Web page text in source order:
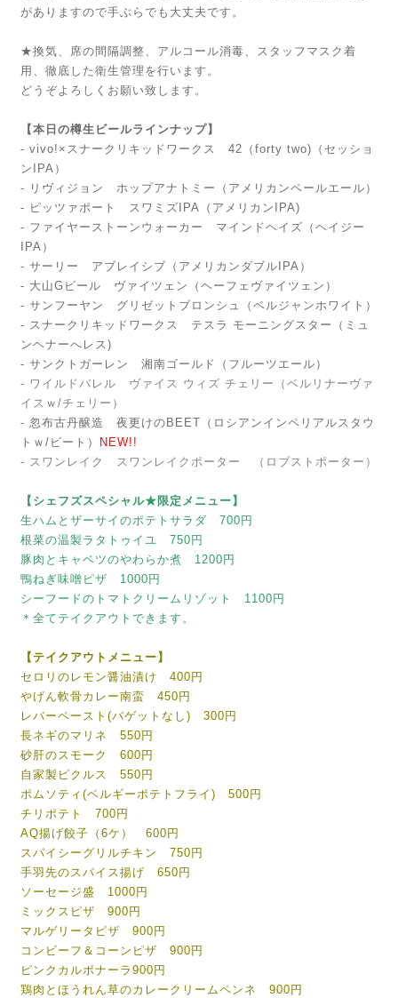
がありますので手ぶらでも大丈夫です。
★換気、席の間隔調整、アルコール消毒、スタッフマスク着
用、徹底した衛生管理を行います。
どうぞよろしくお願い致します。
【本日の樽生ビールラインナップ】
- vivo!×スナークリキッドワークス 42（forty two)（セッショ
ンIPA）
- リヴィジョン ホップアナトミー（アメリカンペールエール）
- ピッツァポート スワミズIPA（アメリカンIPA)
- ファイヤーストーンウォーカー マインドヘイズ（ヘイジー
IPA）
- サーリー アブレイシブ（アメリカンダブルIPA）
- 大山Gビール ヴァイツェン（ヘーフェヴァイツェン）
- サンフーヤン グリゼットブロンシュ（ベルジャンホワイト）
- スナークリキッドワークス テスラ モーニングスター（ミュ
ンヘナーへレス)
- サンクトガーレン 湘南ゴールド（フルーツエール）
- ワイルドバレル ヴァイス ウィズ チェリー（ベルリナーヴァ
イスｗ/チェリー）
- 忽布古丹醸造 夜更けのBEET（ロシアンインペリアルスタウ
トｗ/ビート）
NEW!!
- スワンレイク スワンレイクポーター （ロブストポーター）
【シェフズスペシャル★限定メニュー】
生ハムとザーサイのポテトサラダ 700円
根菜の温製ラタトゥイユ 750円
豚肉とキャベツのやわらか煮 1200円
鴨ねぎ味噌ピザ 1000円
シーフードのトマトクリームリゾット 1100円
＊全てテイクアウトできます。
【テイクアウトメニュー】
セロリのレモン醤油漬け 400円
やげん軟骨カレー南蛮 450円
レバーペースト(バゲットなし) 300円
長ネギのマリネ 550円
砂肝のスモーク 600円
自家製ピクルス 550円
ポムソティ(ベルギーポテトフライ) 500円
チリポテト 700円
AQ揚げ餃子（6ケ） 600円
スパイシーグリルチキン 750円
手羽先のスパイス揚げ 650円
ソーセージ盛 1000円
ミックスピザ 900円
マルゲリータピザ 900円
コンビーフ＆コーンピザ 900円
ピンクカルボナーラ900円
鶏肉とほうれん草のカレークリームペンネ 900円